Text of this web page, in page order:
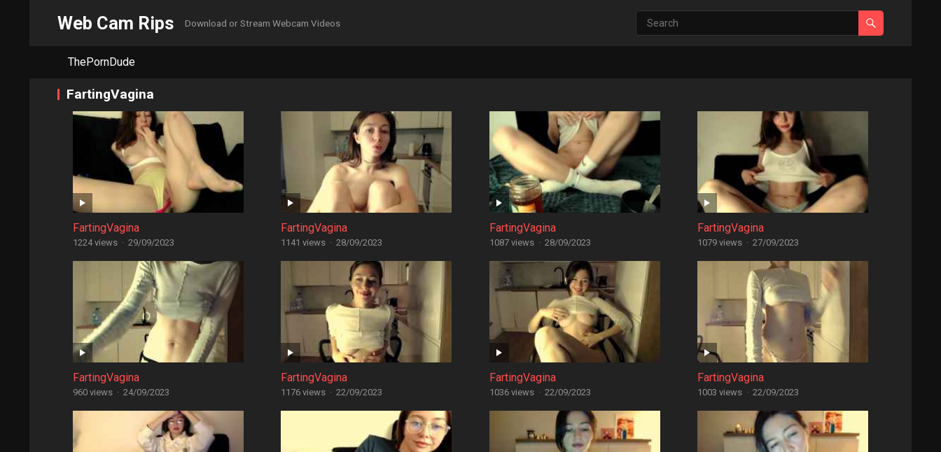
Web Cam Rips Download or Stream Webcam Videos
ThePornDude
FartingVagina
FartingVagina
1224 views · 29/09/2023
FartingVagina
1141 views · 28/09/2023
FartingVagina
1087 views · 28/09/2023
FartingVagina
1079 views · 27/09/2023
FartingVagina
960 views · 24/09/2023
FartingVagina
1176 views · 22/09/2023
FartingVagina
1036 views · 22/09/2023
FartingVagina
1003 views · 22/09/2023